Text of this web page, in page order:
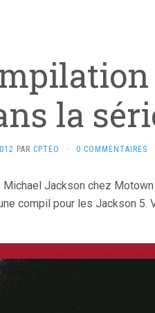
la
PAR CPTEO · 0 COMMENTAIRES
Jackson chez
compil pour les Jackson 5.